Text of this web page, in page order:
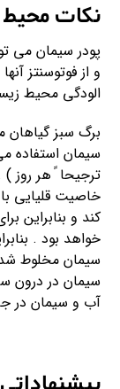
نکات
پودر سیمان می
و از فوتوسنتز
الودگی محیط
برگ سبز گیاهان
سیمان استفاده
ترجیحا ً هر روز )
خاصیت قلیایی
کند و بنابراین
خواهد بود .
سیمان مخلوط
سیمان در درون
آب و سیمان در